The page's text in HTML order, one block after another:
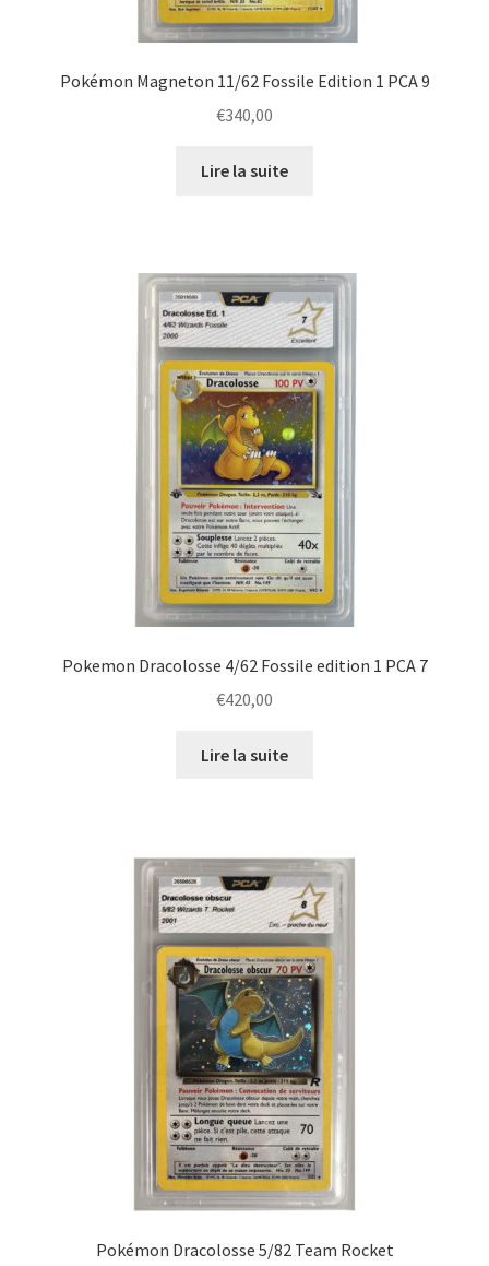
Pokémon Magneton 11/62 Fossile Edition 1 PCA 9
€340,00
Lire la suite
Pokemon Dracolosse 4/62 Fossile edition 1 PCA 7
€420,00
Lire la suite
Pokémon Dracolosse 5/82 Team Rocket